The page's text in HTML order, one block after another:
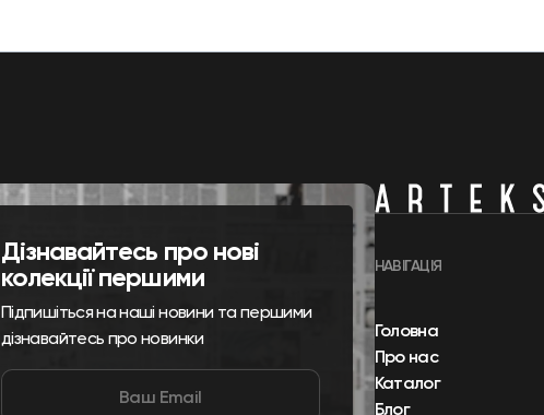
Дізнавайтесь про нові
колекції першими
Підпишіться на наші новини та першими
дізнавайтесь про новинки
НАВІГАЦІЯ
Головна
Про нас
Каталог
Блог